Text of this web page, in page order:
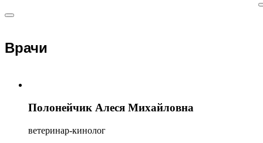
Врачи
Полонейчик Алеся Михайловна
ветеринар-кинолог